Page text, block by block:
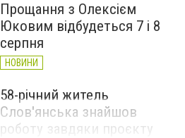
Прощання з Олексієм
Юковим відбудеться 7 і 8
серпня
НОВИНИ
58-річний житель
Слов'янська знайшов
роботу завдяки проєкту